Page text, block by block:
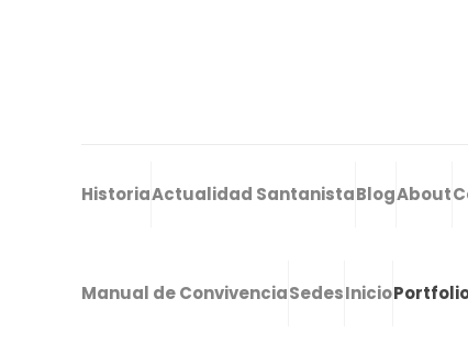
HistoriaActualidad SantanistaBlogAbout
Manual de ConvivenciaSedesInicio